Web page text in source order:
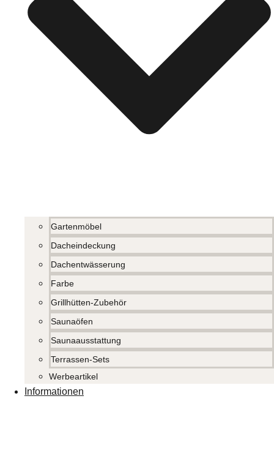
Gartenmöbel
Dacheindeckung
Dachentwässerung
Farbe
Grillhütten-Zubehör
Saunaöfen
Saunaausstattung
Terrassen-Sets
Werbeartikel
Informationen